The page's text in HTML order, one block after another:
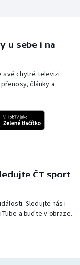
u sebe i na
své chytré televizi
články a
ČT sport
Sledujte nás i
a buďte v obraze.